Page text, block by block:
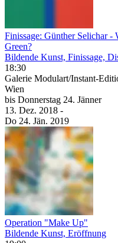
Finissage: Günther Selichar
Green?
Bildende Kunst, Finissage,
18:30
Galerie Modulart/Instant-
Wien
bis Donnerstag 24. Jänner
13. Dez. 2018 -
Do 24. Jän. 2019
Operation "Make Up"
Bildende Kunst, Eröffnung